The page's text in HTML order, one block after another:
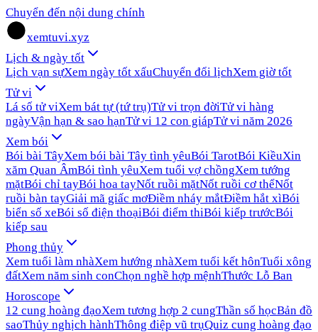
Chuyển đến nội dung chính
xemtuvi.xyz
Lịch & ngày tốt
Lịch vạn sựXem ngày tốt xấuChuyển đổi lịchXem giờ tốt
Tử vi
Lá số tử viXem bát tự (tứ trụ)Tử vi trọn đờiTử vi hàng
ngàyVận hạn & sao hạnTử vi 12 con giápTử vi năm 2026
Xem bói
Bói bài TâyXem bói bài Tây tình yêuBói TarotBói KiềuXin
xăm Quan ÂmBói tình yêuXem tuổi vợ chồngXem tướng
mặtBói chỉ tayBói hoa tayNốt ruồi mặtNốt ruồi cơ thểNốt
ruồi bàn tayGiải mã giấc mơĐiềm nháy mắtĐiềm hắt xìBói
biển số xeBói số điện thoạiBói điểm thiBói kiếp trướcBói
kiếp sau
Phong thủy
Xem tuổi làm nhàXem hướng nhàXem tuổi kết hônTuổi xông
đấtXem năm sinh conChọn nghề hợp mệnhThước Lỗ Ban
Horoscope
12 cung hoàng đạoXem tương hợp 2 cungThần số họcBản đồ
saoThủy nghịch hànhThông điệp vũ trụQuiz cung hoàng đạo